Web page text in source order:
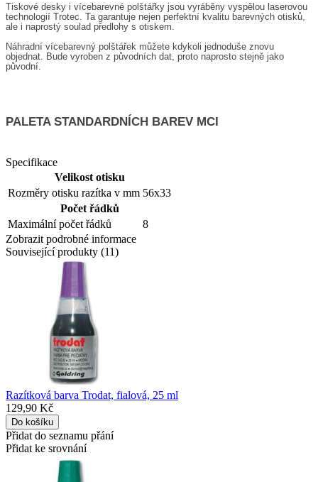
Tiskové desky i vícebarevné polštářky jsou vyráběny vyspělou laserovou
technologií Trotec. Ta garantuje nejen perfektní kvalitu barevných otisků,
ale i naprostý soulad předlohy s otiskem.
Náhradní vícebarevný polštářek můžete kdykoli jednoduše znovu
objednat. Bude vyroben z původních dat, proto naprosto stejně jako
původní.
PALETA STANDARDNÍCH BAREV MCI
Specifikace
Velikost otisku
Rozměry otisku razítka v mm 56x33
Počet řádků
Maximální počet řádků
8
Zobrazit podrobné informace
Související produkty (11)
Razítková barva Trodat, fialová, 25 ml
129,90 Kč
Přidat do seznamu přání
Přidat ke srovnání